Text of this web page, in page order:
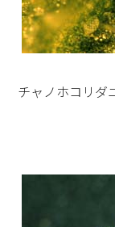
チャノホコリダ